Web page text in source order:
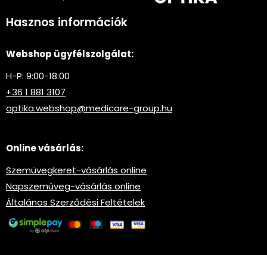
Hasznos információk
Webshop ügyfélszolgálat:
H-P: 9:00-18:00
+36 1 881 3107
optika.webshop@medicare-group.hu
Online vásárlás:
Szemüvegkeret-vásárlás online
Napszemüveg-vásárlás online
Általános Szerződési Feltételek